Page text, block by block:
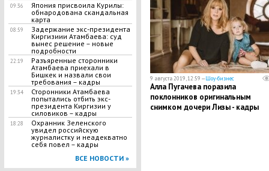
09:36
​Япония присвоила Курилы:
обнародована скандальная
карта
08:59
​Задержание экс-президента
Киргизиии Атамбаева: суд
вынес решение – новые
подробности
22:19
Разъяренные сторонники
Атамбаева приехали в
Бишкек и назвали свои
требования – кадры
19:34
Сторонники Атамбаева
попытались отбить экс-
президента Киргизии у
силовиков – кадры
18:28
Охранник Зеленского
увидел российскую
журналистку и неадекватно
себя повел – кадры
ВСЕ НОВОСТИ »
9 августа 2019, 12:59 —Шоу-бизнес
Алла Пугачева поразила
поклонников оригинальным
снимком дочери Лизы - кадры